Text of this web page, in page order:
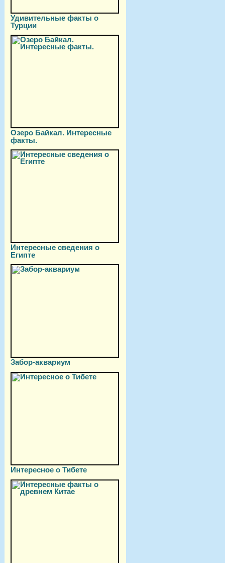
Удивительные факты о
Турции
Озеро Байкал. Интересные
факты.
Интересные сведения о
Египте
Забор-аквариум
Интересное о Тибете